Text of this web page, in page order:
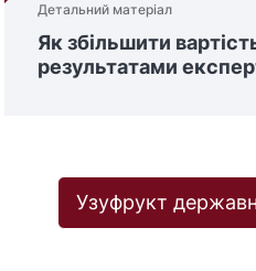
Детальний матеріал
Як збільшити
результатами
Узуфрукт